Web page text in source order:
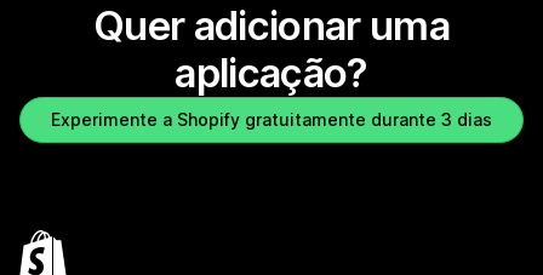
Quer adicionar uma
aplicação?
Experimente a Shopify gratuitamente durante 3 dias